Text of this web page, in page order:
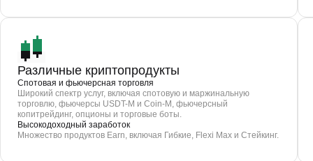
Различные криптопродукты
Спотовая и фьючерсная торговля
Широкий спектр услуг, включая спотовую и маржинальную
торговлю, фьючерсы USDT-M и Coin-M, фьючерсный
копитрейдинг, опционы и торговые боты.
Высокодоходный заработок
Множество продуктов Earn, включая Гибкие, Flexi Max и Стейкинг.